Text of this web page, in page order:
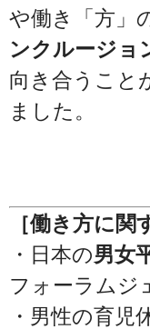
や働き「方」
ンクルージョ
向き合うこと
ました。
［働き方に関
・日本の男女
フォーラムジ
・男性の育児